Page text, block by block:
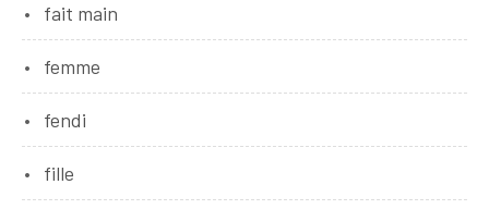
fait main
femme
fendi
fille